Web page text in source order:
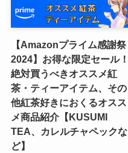
【Amazonプライム感謝祭
2024】お得な限定セール！
絶対買うべきオススメ紅
茶・ティーアイテム、その
他紅茶好きにおくるオスス
メ商品紹介【KUSUMI
TEA、カレルチャペックな
ど】